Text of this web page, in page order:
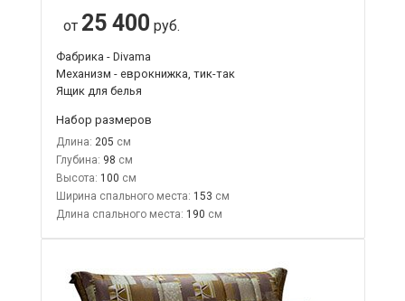
от 25 400 руб.
Фабрика - Divama
Механизм - еврокнижка, тик-так
Ящик для белья
Набор размеров
Длина: 205
Глубина: 98
Высота: 100
Ширина спального места: 153
Длина спального места: 190